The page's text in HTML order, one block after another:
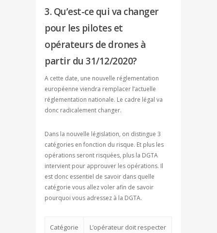
3. Qu’est-ce qui va changer
pour les pilotes et
opérateurs de drones à
partir du 31/12/2020?
A cette date, une nouvelle réglementation
européenne viendra remplacer l’actuelle
réglementation nationale. Le cadre légal va
donc radicalement changer.
Dans la nouvelle législation, on distingue 3
catégories en fonction du risque. Et plus les
opérations seront risquées, plus la DGTA
intervient pour approuver les opérations. Il
est donc essentiel de savoir dans quelle
catégorie vous allez voler afin de savoir
pourquoi vous adressez à la DGTA.
Catégorie
L’opérateur doit respecter